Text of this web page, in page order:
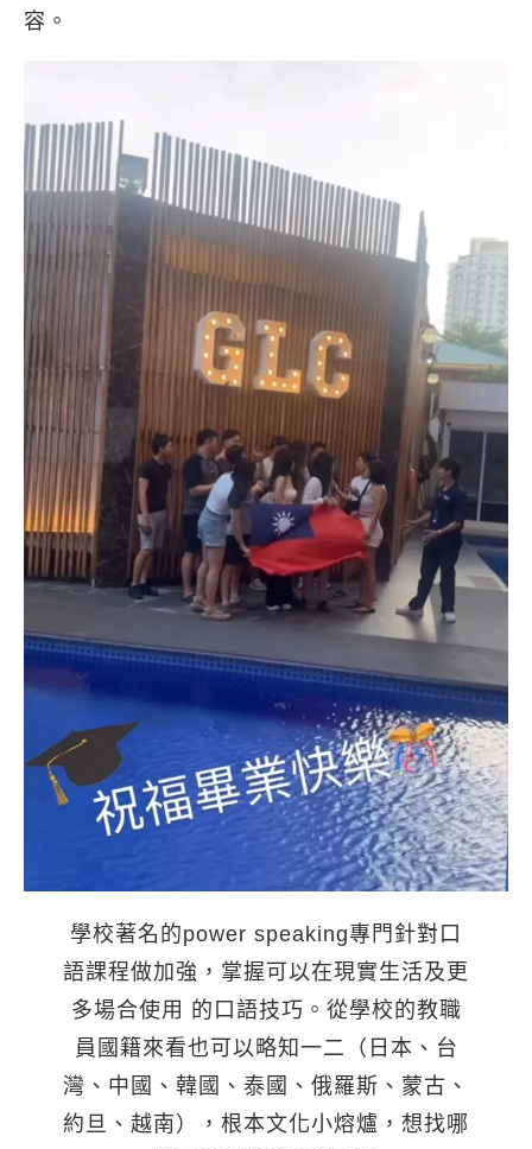
容。
學校著名的power speaking專門針對口
語課程做加強，掌握可以在現實⽣活及更
多場合使⽤ 的⼝語技巧。從學校的教職
員國籍來看也可以略知一二（⽇本、台
灣、中國、韓國、泰國、俄羅斯、蒙古、
約旦、越南），根本文化小熔爐，想找哪